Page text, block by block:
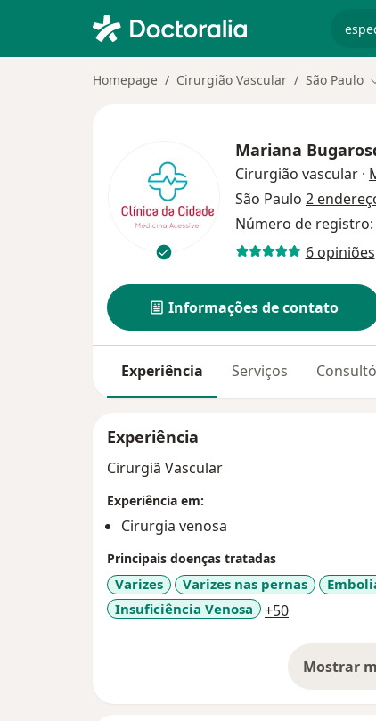
Homepage Cirurgião Vascular São Paulo
Mariana
Cirurgião vascular ·
São Paulo 2
Número de registro:
6 opiniões
Informações de contato
Experiência Serviços
Experiência
Cirurgiã Vascular
Experiência em:
Cirurgia venosa
Principais doenças tratadas
Varizes Varizes nas pernas
Insuficiência Venosa
+50
Mostrar